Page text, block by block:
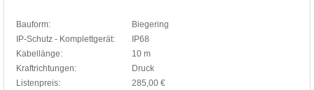
Bauform:
Biegering
IP-Schutz - Komplettgerät:
IP68
Kabellänge:
10 m
Kraftrichtungen:
Druck
Listenpreis:
285,00 €